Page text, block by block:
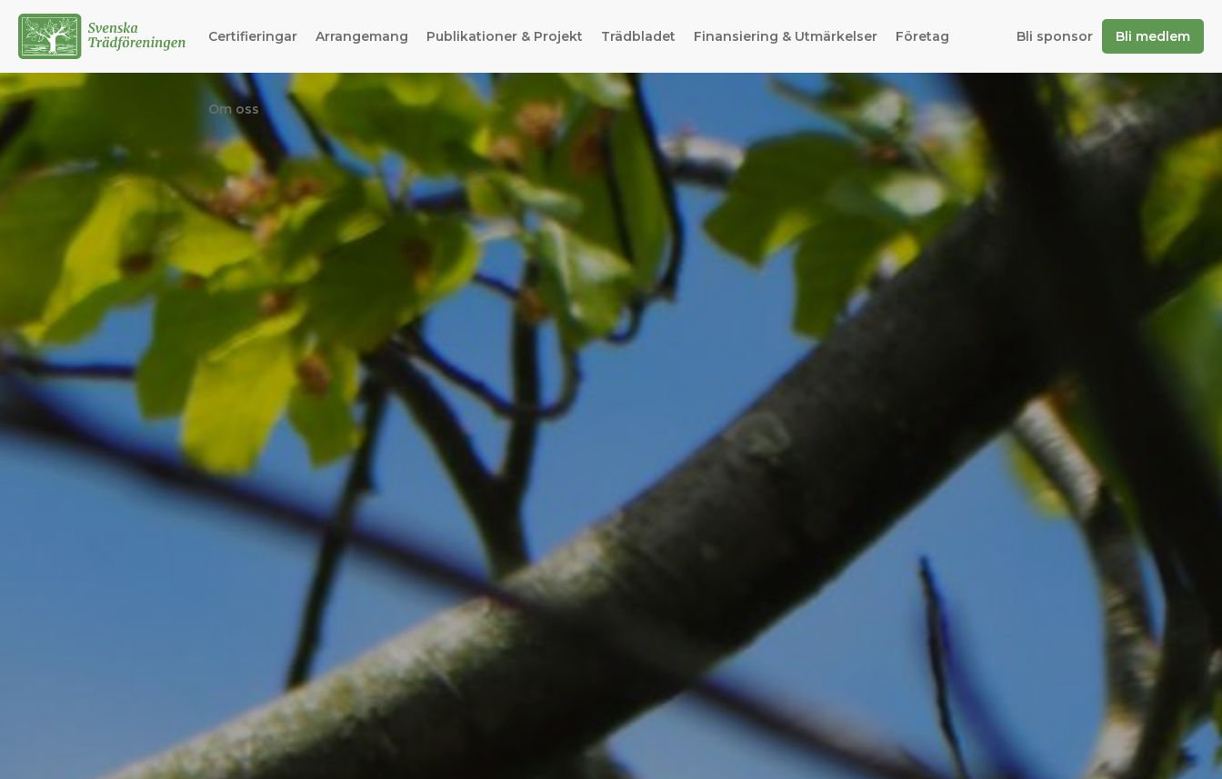
Certifieringar Arrangemang Publikationer & Projekt Trädbladet Finansiering & Utmärkelser Företag
Om oss
Bli sponsor Bli medlem